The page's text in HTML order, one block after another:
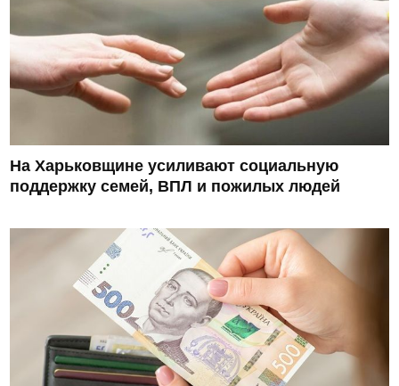
На Харьковщине усиливают социальную
поддержку семей, ВПЛ и пожилых людей